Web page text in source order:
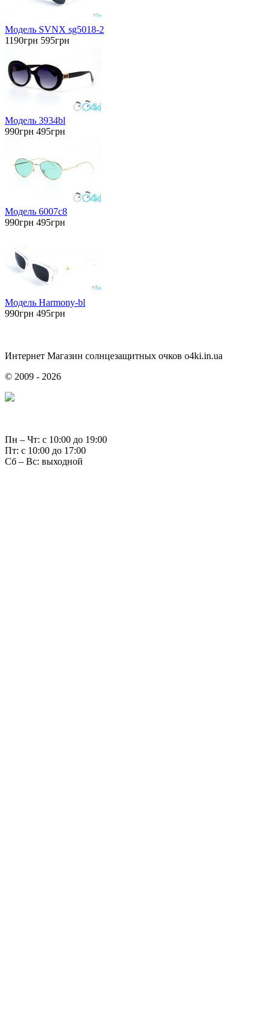
Модель SVNX sg5018-2
1190грн 595грн
Модель 3934bl
990грн 495грн
Модель 6007c8
990грн 495грн
Модель Harmony-bl
990грн 495грн
Интернет Магазин солнцезащитных очков o4ki.in.ua
© 2009 - 2026
Пн – Чт: с 10:00 до 19:00
Пт: с 10:00 до 17:00
Сб – Вс: выходной